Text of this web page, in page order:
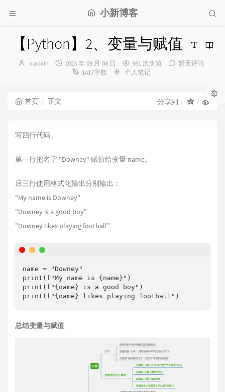
小新博客
【Python】2、变量与赋值
博
xiaoxin
发
2023 年 09 月 08 日 961 次浏览
暂无评论
1417字数
分
个人笔记
首页 正文 分享到：
写四行代码。
第一行把名字 "Downey" 赋值给变量 name。
后三行使用格式化输出分别输出：
"My name is Downey"
"Downey is a good boy"
"Downey likes playing football"
name = "Downey"
print(f"My name is {name}")
print(f"{name} is a good boy")
print(f"{name} likes playing football")
总结变量与赋值